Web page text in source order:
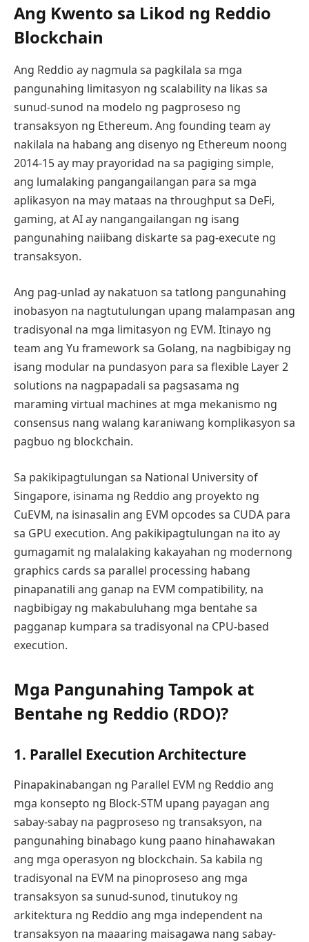
Ang Kwento sa Likod ng Reddio
Blockchain
Ang Reddio ay nagmula sa pagkilala sa mga
pangunahing limitasyon ng scalability na likas sa
sunud-sunod na modelo ng pagproseso ng
transaksyon ng Ethereum. Ang founding team ay
nakilala na habang ang disenyo ng Ethereum noong
2014-15 ay may prayoridad na sa pagiging simple,
ang lumalaking pangangailangan para sa mga
aplikasyon na may mataas na throughput sa DeFi,
gaming, at AI ay nangangailangan ng isang
pangunahing naiibang diskarte sa pag-execute ng
transaksyon.
Ang pag-unlad ay nakatuon sa tatlong pangunahing
inobasyon na nagtutulungan upang malampasan ang
tradisyonal na mga limitasyon ng EVM. Itinayo ng
team ang Yu framework sa Golang, na nagbibigay ng
isang modular na pundasyon para sa flexible Layer 2
solutions na nagpapadali sa pagsasama ng
maraming virtual machines at mga mekanismo ng
consensus nang walang karaniwang komplikasyon sa
pagbuo ng blockchain.
Sa pakikipagtulungan sa National University of
Singapore, isinama ng Reddio ang proyekto ng
CuEVM, na isinasalin ang EVM opcodes sa CUDA para
sa GPU execution. Ang pakikipagtulungan na ito ay
gumagamit ng malalaking kakayahan ng modernong
graphics cards sa parallel processing habang
pinapanatili ang ganap na EVM compatibility, na
nagbibigay ng makabuluhang mga bentahe sa
pagganap kumpara sa tradisyonal na CPU-based
execution.
Mga Pangunahing Tampok at
Bentahe ng Reddio (RDO)?
1. Parallel Execution Architecture
Pinapakinabangan ng Parallel EVM ng Reddio ang
mga konsepto ng Block-STM upang payagan ang
sabay-sabay na pagproseso ng transaksyon, na
pangunahing binabago kung paano hinahawakan
ang mga operasyon ng blockchain. Sa kabila ng
tradisyonal na EVM na pinoproseso ang mga
transaksyon sa sunud-sunod, tinutukoy ng
arkitektura ng Reddio ang mga independent na
transaksyon na maaaring maisagawa nang sabay-